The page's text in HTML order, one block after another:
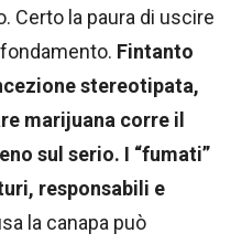
Certo la paura di uscire
Fintanto
stereotipata,
marijuana corre il
sul serio. I “fumati”
responsabili e
la canapa può